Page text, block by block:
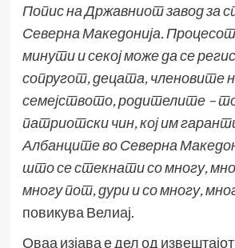
Попис наДржавниот завод за
Северна Македонија.
минути и секој може да се
сопругот, децата, членовите
семејството, родителите –
патриотски чин, кој им
Албанците во Северна
што се стекнати со многу,
многу пот, дури и со многу,
повикува Велиај.
Оваа изјава е дел од